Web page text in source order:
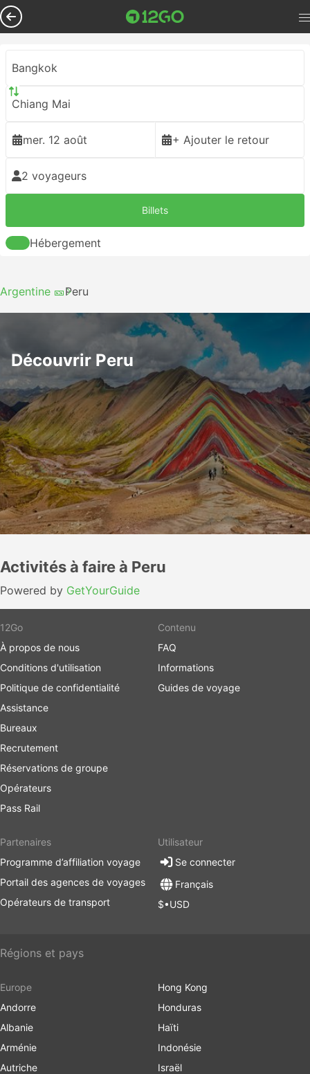
Bangkok
Chiang Mai
mer. 12 août + Ajouter le retour
2 voyageurs
Billets
Hébergement
Argentine 🎫Peru
Découvrir Peru
Activités à faire à Peru
Powered by GetYourGuide
12Go
À propos de nous
Conditions d'utilisation
Politique de confidentialité
Assistance
Bureaux
Recrutement
Réservations de groupe
Opérateurs
Pass Rail
Contenu
FAQ
Informations
Guides de voyage
Partenaires
Programme d’affiliation voyage
Portail des agences de voyages
Opérateurs de transport
Utilisateur
Se connecter
Français
$•USD
Régions et pays
Europe
Andorre
Albanie
Arménie
Autriche
Hong Kong
Honduras
Haïti
Indonésie
Israël